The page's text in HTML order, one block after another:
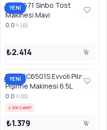
YENİ
SSM2571 Sinbo Tost
Makinesi Mavi
0.0 (0)
₺2.414
YENİ
EVKARC6501S Evvoli Pilav
Pişirme Makinesi 6.5L
0.0 (0)
Son 2 adet!
₺1.379